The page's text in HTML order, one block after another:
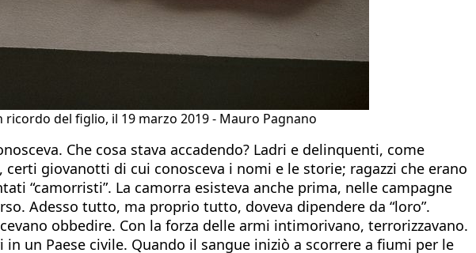
del figlio, il 19 marzo 2019 - Mauro Pagnano
Che cosa stava accadendo? Ladri e delinquenti, come
giovanotti di cui conosceva i nomi e le storie; ragazzi che erano
“camorristi”. La camorra esisteva anche prima, nelle campagne
Adesso tutto, ma proprio tutto, doveva dipendere da “loro”.
obbedire. Con la forza delle armi intimorivano, terrorizzavano.
un Paese civile. Quando il sangue iniziò a scorrere a fiumi per le